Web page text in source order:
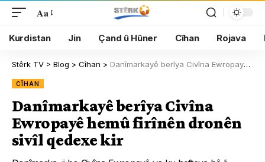
Aa
Kurdistan Jin Çand û Hûner Cîhan Rojava
Stêrk TV > Blog > Cîhan > Danîmarkayê berîya Civîna Ewropayê hemû firînên dronên sivîl qedexe kir
CÎHAN
Danîmarkayê berîya Civîna
Ewropayê hemû firînên dronên
sivîl qedexe kir